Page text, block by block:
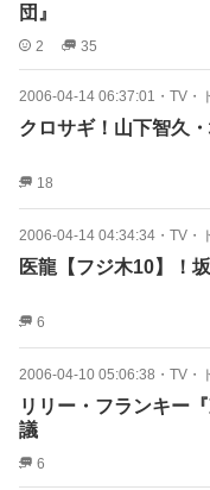
団』
2 35
2006-04-14 06:37:01 ・ TV・
クロサギ！山下智久
18
2006-04-14 04:34:34 ・ TV・
医龍【フジ木10】！
6
2006-04-10 05:06:38 ・ TV・
リリー・フランキー
議
6